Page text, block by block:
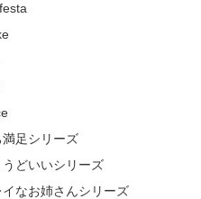
満足シリーズ
うどいいシリーズ
イなお姉さんシリーズ